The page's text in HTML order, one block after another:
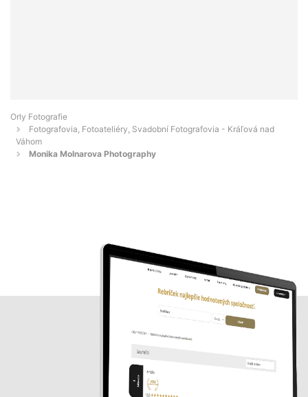
Orly Fotografie
Fotografovia, Fotoateliéry, Svadobní Fotografovia - Kráľová nad
Váhom
Monika Molnarova Photography